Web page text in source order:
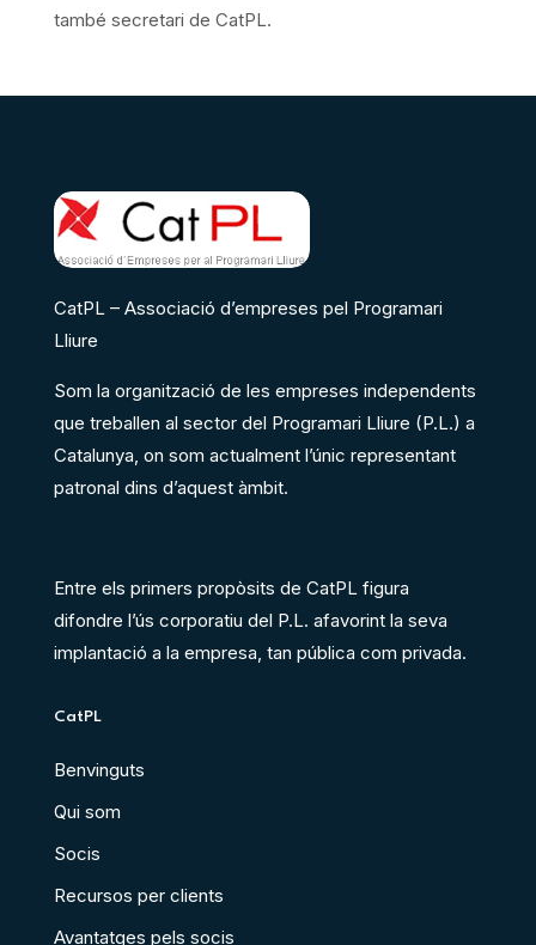
també secretari de CatPL.
CatPL – Associació d’empreses pel Programari
Lliure
Som la organització de les empreses independents
que treballen al sector del Programari Lliure (P.L.) a
Catalunya, on som actualment l’únic representant
patronal dins d’aquest àmbit.
Entre els primers propòsits de CatPL figura
difondre l’ús corporatiu del P.L. afavorint la seva
implantació a la empresa, tan pública com privada.
CatPL
Benvinguts
Qui som
Socis
Recursos per clients
Avantatges pels socis